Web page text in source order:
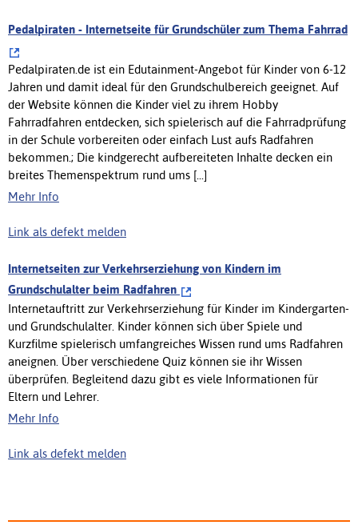
Pedalpiraten - Internetseite für Grundschüler zum Thema Fahrrad
Pedalpiraten.de ist ein Edutainment-Angebot für Kinder von 6-12
Jahren und damit ideal für den Grundschulbereich geeignet. Auf
der Website können die Kinder viel zu ihrem Hobby
Fahrradfahren entdecken, sich spielerisch auf die Fahrradprüfung
in der Schule vorbereiten oder einfach Lust aufs Radfahren
bekommen.; Die kindgerecht aufbereiteten Inhalte decken ein
breites Themenspektrum rund ums [...]
Mehr Info
Link als defekt melden
Internetseiten zur Verkehrserziehung von Kindern im
Grundschulalter beim Radfahren
Internetauftritt zur Verkehrserziehung für Kinder im Kindergarten-
und Grundschulalter. Kinder können sich über Spiele und
Kurzfilme spielerisch umfangreiches Wissen rund ums Radfahren
aneignen. Über verschiedene Quiz können sie ihr Wissen
überprüfen. Begleitend dazu gibt es viele Informationen für
Eltern und Lehrer.
Mehr Info
Link als defekt melden